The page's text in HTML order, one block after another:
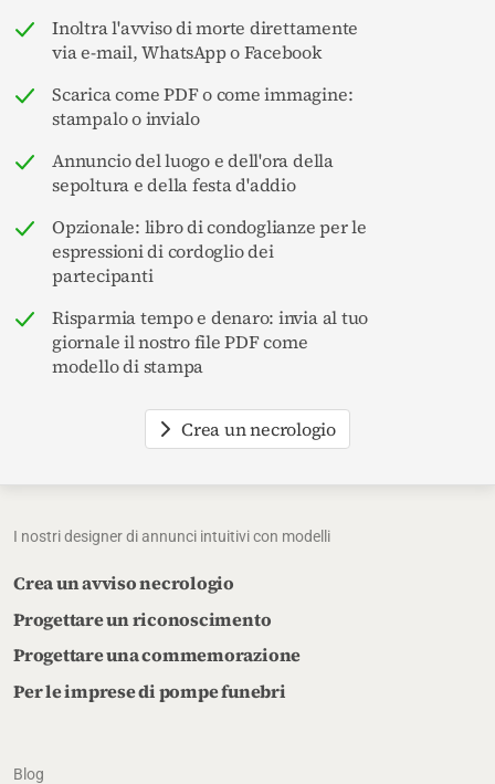
Inoltra l'avviso di morte direttamente
via e-mail, WhatsApp o Facebook
Scarica come PDF o come immagine:
stampalo o invialo
Annuncio del luogo e dell'ora della
sepoltura e della festa d'addio
Opzionale: libro di condoglianze per le
espressioni di cordoglio dei
partecipanti
Risparmia tempo e denaro: invia al tuo
giornale il nostro file PDF come
modello di stampa
Crea un necrologio
I nostri designer di annunci intuitivi con modelli
Crea un avviso necrologio
Progettare un riconoscimento
Progettare una commemorazione
Per le imprese di pompe funebri
Blog